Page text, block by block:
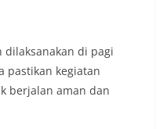
adanya deteksi dini ini,
keamanan dapat
situasi di
terjaga aman, tertib,
perayaan HUT
dilaksanakan di pagi
pastikan kegiatan
berjalan aman dan